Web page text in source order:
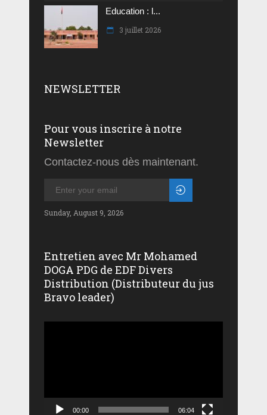
Education : l...
3 juillet 2026
NEWSLETTER
Pour vous inscrire à notre
Newsletter
Contactez-nous dès maintenant.
Sunday, August 9, 2026
Entretien avec Mr Mohamed
DOGA PDG de EDF Divers
Distribution (Distributeur du jus
Bravo leader)
00:00 06:04